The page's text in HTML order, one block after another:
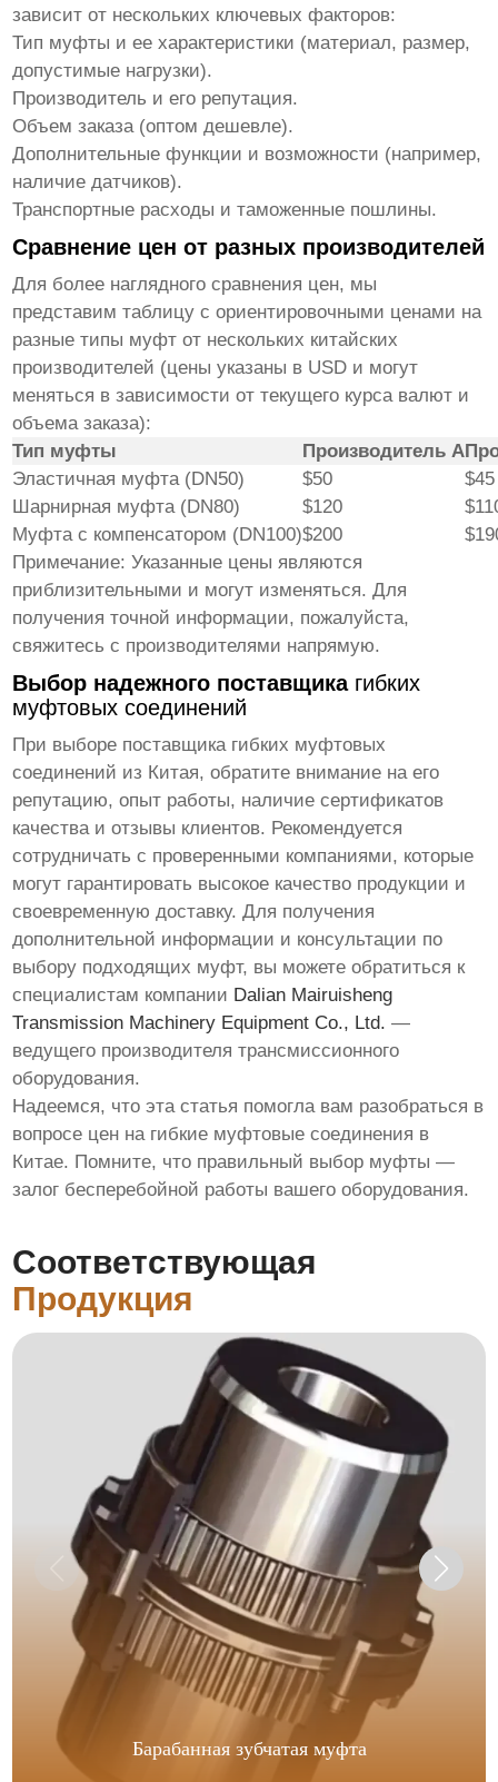
зависит от нескольких ключевых факторов:
Тип муфты и ее характеристики (материал, размер,
допустимые нагрузки).
Производитель и его репутация.
Объем заказа (оптом дешевле).
Дополнительные функции и возможности (например,
наличие датчиков).
Транспортные расходы и таможенные пошлины.
Сравнение цен от разных производителей
Для более наглядного сравнения цен, мы
представим таблицу с ориентировочными ценами на
разные типы муфт от нескольких китайских
производителей (цены указаны в USD и могут
меняться в зависимости от текущего курса валют и
объема заказа):
Тип муфты
Производитель A
Эластичная муфта (DN50)
$50
$45
Шарнирная муфта (DN80)
$120
Муфта с компенсатором (DN100)$200
Примечание: Указанные цены являются
приблизительными и могут изменяться. Для
получения точной информации, пожалуйста,
свяжитесь с производителями напрямую.
Выбор надежного поставщика гибких
муфтовых соединений
При выборе поставщика гибких муфтовых
соединений из Китая, обратите внимание на его
репутацию, опыт работы, наличие сертификатов
качества и отзывы клиентов. Рекомендуется
сотрудничать с проверенными компаниями, которые
могут гарантировать высокое качество продукции и
своевременную доставку. Для получения
дополнительной информации и консультации по
выбору подходящих муфт, вы можете обратиться к
специалистам компании Dalian Mairuisheng
Transmission Machinery Equipment Co., Ltd. —
ведущего производителя трансмиссионного
оборудования.
Надеемся, что эта статья помогла вам разобраться в
вопросе цен на гибкие муфтовые соединения в
Китае. Помните, что правильный выбор муфты —
залог бесперебойной работы вашего оборудования.
Соответствующая
Продукция
Барабанная зубчатая муфта